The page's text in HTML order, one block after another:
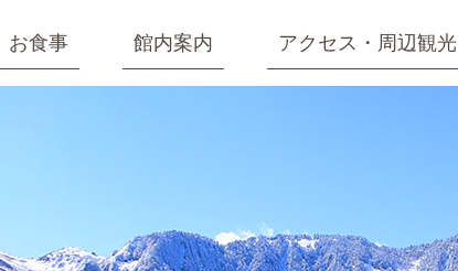
お食事 館内案内 アクセス・周辺観光